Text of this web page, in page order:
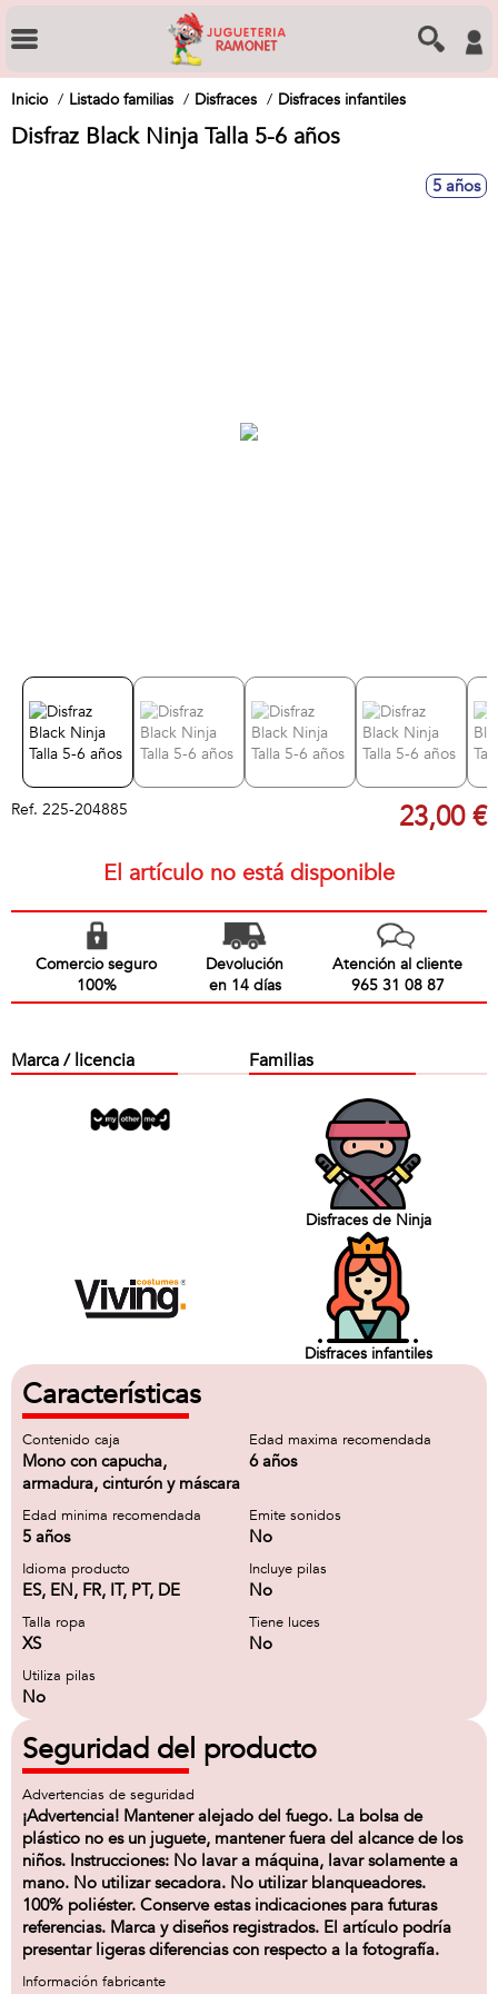
Inicio Listado familias Disfraces Disfraces infantiles
Disfraz Black Ninja Talla 5-6 años
5 años
Ref. 225-204885 23,00 €
El artículo no está disponible
Comercio seguro
100%
Devolución
en 14 días
Atención al cliente
965 31 08 87
Marca / licencia Familias
Disfraces de Ninja
Disfraces infantiles
Características
Contenido caja
Mono con capucha,
armadura, cinturón y máscara
Edad maxima recomendada
6 años
Edad minima recomendada
5 años
Emite sonidos
No
Idioma producto
ES, EN, FR, IT, PT, DE
Incluye pilas
No
Talla ropa
XS
Tiene luces
No
Utiliza pilas
No
Seguridad del producto
Advertencias de seguridad
¡Advertencia! Mantener alejado del fuego. La bolsa de
plástico no es un juguete, mantener fuera del alcance de los
niños. Instrucciones: No lavar a máquina, lavar solamente a
mano. No utilizar secadora. No utilizar blanqueadores.
100% poliéster. Conserve estas indicaciones para futuras
referencias. Marca y diseños registrados. El artículo podría
presentar ligeras diferencias con respecto a la fotografía.
Información fabricante